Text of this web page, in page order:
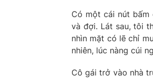
Có một cái nút bấm
và đợi. Lát sau, tôi
nhìn mặt có lẽ chỉ
nhiên, lúc nàng cúi
Cô gái trở vào nhà